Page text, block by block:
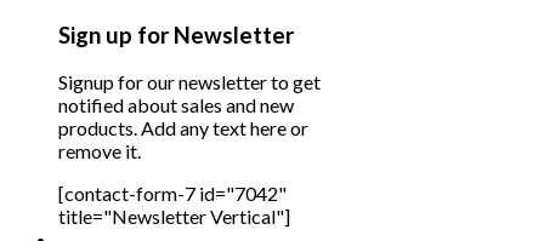
Sign up for Newsletter
Signup for our newsletter to get
notified about sales and new
products. Add any text here or
remove it.
[contact-form-7 id="7042"
title="Newsletter Vertical"]